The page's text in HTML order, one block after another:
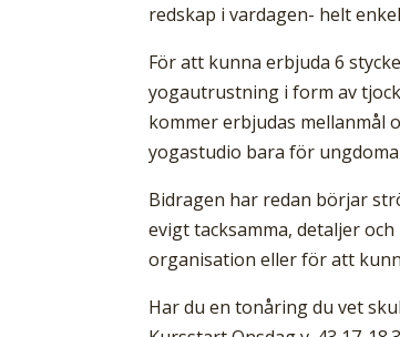
redskap i vardagen- helt
För att kunna erbjuda 6
yogautrustning i form av
kommer erbjudas mellanmål
yogastudio bara för
Bidragen har redan börjar
evigt tacksamma, detaljer
organisation eller för att
Har du en tonåring du vet